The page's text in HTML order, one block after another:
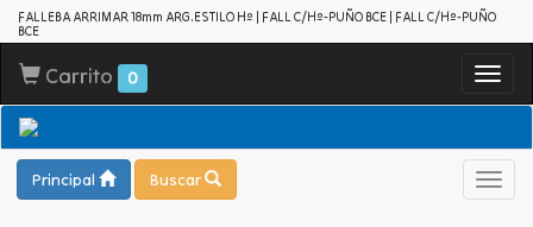
FALLEBA ARRIMAR 18mm ARG.ESTILO Hº | FALL C/Hº-PUÑO BCE | FALL C/Hº-PUÑO
BCE
Carrito 0
Principal Buscar